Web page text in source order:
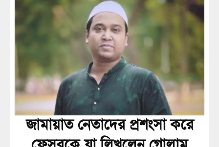
জামায়াত নেতাদের প্রশংসা করে